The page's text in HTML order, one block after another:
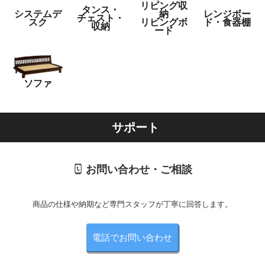
システムデ
スク
タンス・
チェスト・
収納
リビング収
納
リビングボ
ード
レンジボー
ド・食器棚
ソファ
サポート
お問い合わせ・ご相談
商品の仕様や納期など専門スタッフが丁寧に回答します。
電話でお問い合わせ